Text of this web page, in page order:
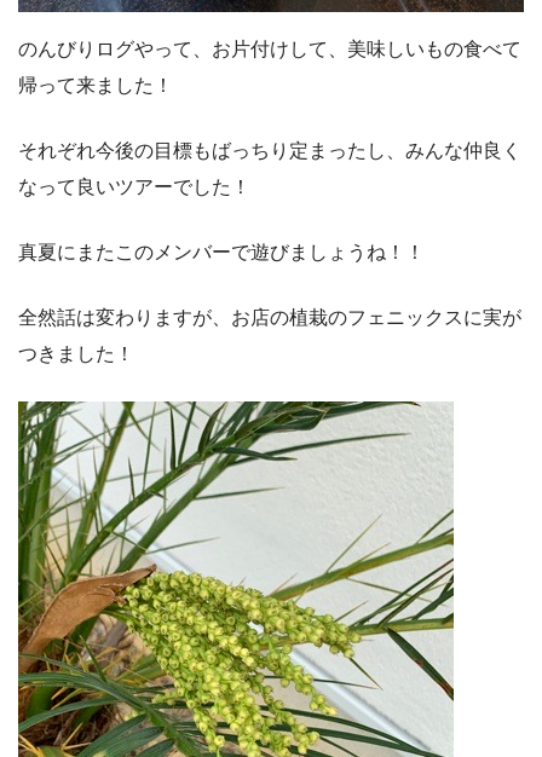
のんびりログやって、お片付けして、美味しいもの食べて
帰って来ました！
それぞれ今後の目標もばっちり定まったし、みんな仲良く
なって良いツアーでした！
真夏にまたこのメンバーで遊びましょうね！！
全然話は変わりますが、お店の植栽のフェニックスに実が
つきました！